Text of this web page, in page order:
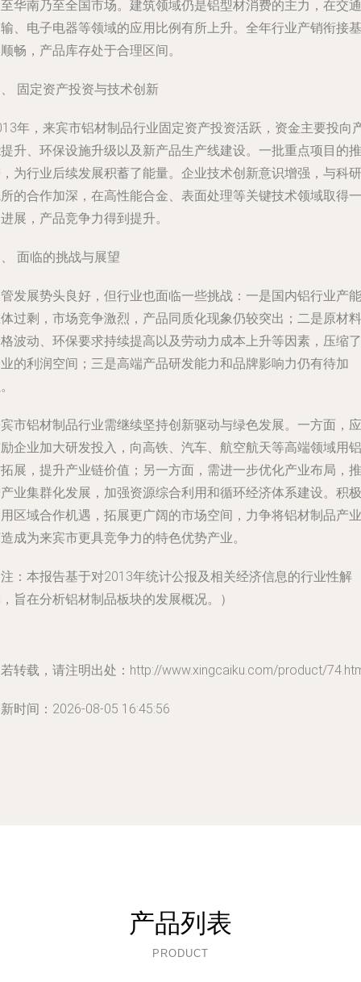
华南乃至全国市场。建筑领域仍是铝型材消费的主力，在交通
、电子电器等领域的应用比例有所上升。全年行业产销衔接基
畅，产品库存处于合理区间。
固定资产投资与技术创新
年，来宾市铝材制品行业固定资产投资活跃，资金主要投向
升、环保设施升级以及新产品生产线建设。一批重点项目的推
为行业后续发展积蓄了能量。企业技术创新意识增强，与科研
的合作加深，在高性能合金、表面处理等关键技术领域取得一
展，产品竞争力得到提升。
面临的挑战与展望
发展势头良好，但行业也面临一些挑战：一是国内铝行业产能
过剩，市场竞争激烈，产品同质化现象仍较突出；二是原材料
波动、环保要求持续提高以及劳动力成本上升等因素，压缩了
的利润空间；三是高端产品研发能力和品牌影响力仍有待加
市铝材制品行业需继续坚持创新驱动与绿色发展。一方面，应
企业加大研发投入，向高铁、汽车、航空航天等高端领域用铝
展，提升产业链价值；另一方面，需进一步优化产业布局，推
业集群化发展，加强资源综合利用和循环经济体系建设。积极
区域合作机遇，拓展更广阔的市场空间，力争将铝材制品产业
成为来宾市更具竞争力的特色优势产业。
：本报告基于对2013年统计公报及相关经济信息的行业性解
旨在分析铝材制品板块的发展概况。）
转载，请注明出处：http://www.xingcaiku.com/product/
时间：2026-08-05 16:45:56
产品列表
PRODUCT